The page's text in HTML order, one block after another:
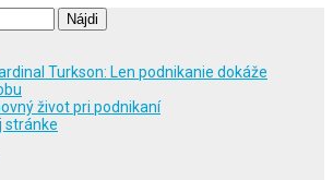
Turkson: Len podnikanie dokáže
život pri podnikaní
stránke